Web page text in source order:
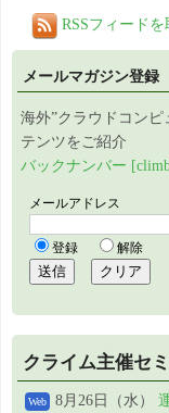
RSSフィードを
メールマガジン登録
海外”クラウドコン
テンツをご紹介
バックナンバー
クライム主催セ
Web 8月26日（水）